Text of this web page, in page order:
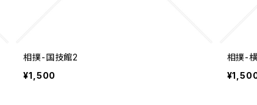
相撲-国技館2
¥1,500
相撲-